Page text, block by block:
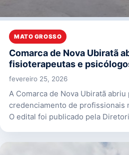
MATO GROSSO
Comarca de Nova Ubiratã
fisioterapeutas e
fevereiro 25, 2026
A Comarca de Nova Ubiratã
credenciamento de profissionais
O edital foi publicado pela